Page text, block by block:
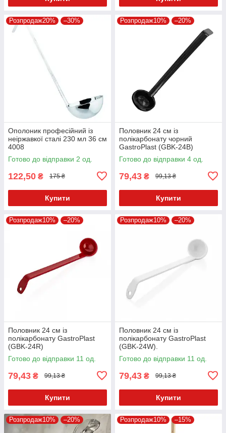
Розпродаж20% –30%
Ополоник професійний із
неіржавкої сталі 230 мл 36 см
4008
Готово до відправки 2 од.
122,50 ₴ 175 ₴
Купити
Розпродаж10% –20%
Половник 24 см із
полікарбонату чорний
GastroPlast (GBK-24B)
Готово до відправки 4 од.
79,43 ₴ 99,13 ₴
Купити
Розпродаж10% –20%
Половник 24 см із
полікарбонату GastroPlast
(GBK-24R)
Готово до відправки 11 од.
79,43 ₴ 99,13 ₴
Купити
Розпродаж10% –20%
Половник 24 см із
полікарбонату GastroPlast
(GBK-24W).
Готово до відправки 11 од.
79,43 ₴ 99,13 ₴
Купити
Розпродаж10% –20% Розпродаж10% –15%